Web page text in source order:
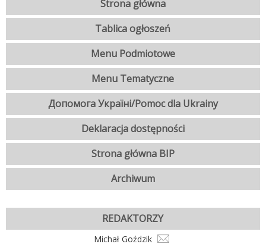
Strona główna
Tablica ogłoszeń
Menu Podmiotowe
Menu Tematyczne
Допомога Україні/Pomoc dla Ukrainy
Deklaracja dostępności
Strona główna BIP
Archiwum
REDAKTORZY
Michał Goździk